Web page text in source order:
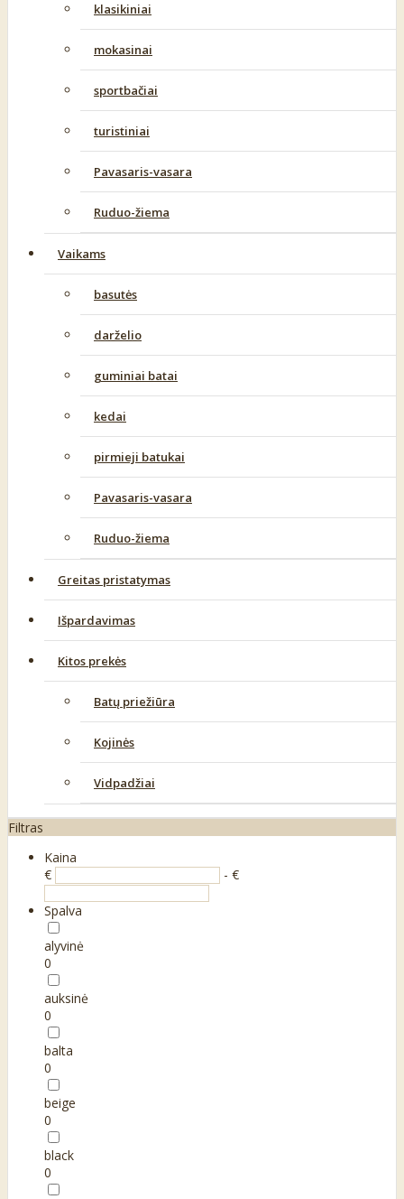
klasikiniai
mokasinai
sportbačiai
turistiniai
Pavasaris-vasara
Ruduo-žiema
Vaikams
basutės
darželio
guminiai batai
kedai
pirmieji batukai
Pavasaris-vasara
Ruduo-žiema
Greitas pristatymas
Išpardavimas
Kitos prekės
Batų priežiūra
Kojinės
Vidpadžiai
Filtras
Kaina
€
- €
Spalva
alyvinė
0
auksinė
0
balta
0
beige
0
black
0